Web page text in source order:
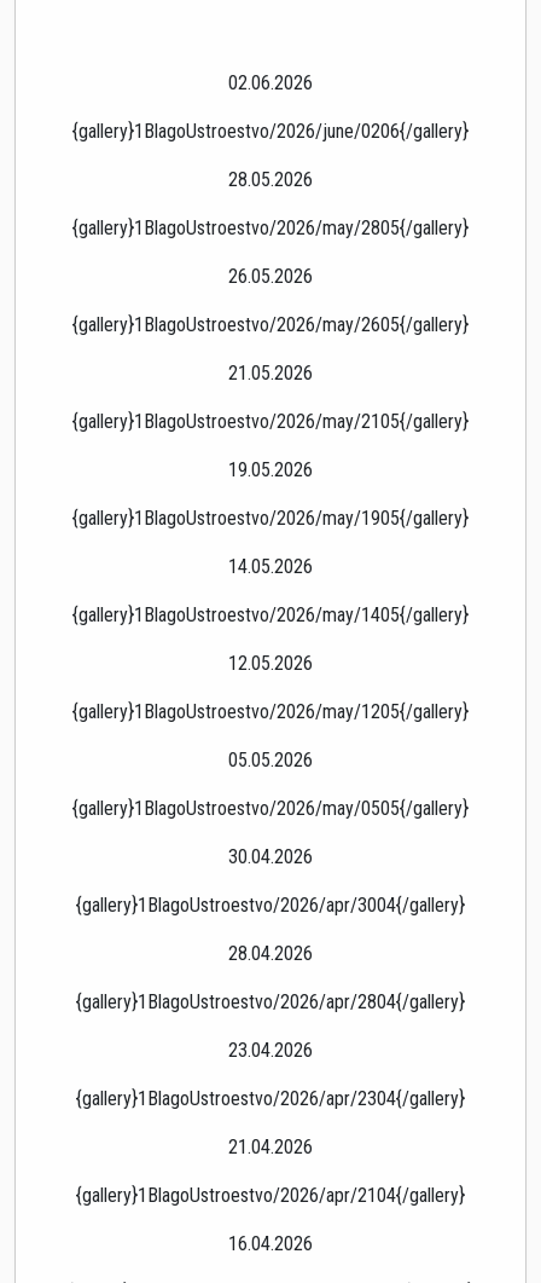
02.06.2026
{gallery}1BlagoUstroestvo/2026/june/0206{/gallery}
28.05.2026
{gallery}1BlagoUstroestvo/2026/may/2805{/gallery}
26.05.2026
{gallery}1BlagoUstroestvo/2026/may/2605{/gallery}
21.05.2026
{gallery}1BlagoUstroestvo/2026/may/2105{/gallery}
19.05.2026
{gallery}1BlagoUstroestvo/2026/may/1905{/gallery}
14.05.2026
{gallery}1BlagoUstroestvo/2026/may/1405{/gallery}
12.05.2026
{gallery}1BlagoUstroestvo/2026/may/1205{/gallery}
05.05.2026
{gallery}1BlagoUstroestvo/2026/may/0505{/gallery}
30.04.2026
{gallery}1BlagoUstroestvo/2026/apr/3004{/gallery}
28.04.2026
{gallery}1BlagoUstroestvo/2026/apr/2804{/gallery}
23.04.2026
{gallery}1BlagoUstroestvo/2026/apr/2304{/gallery}
21.04.2026
{gallery}1BlagoUstroestvo/2026/apr/2104{/gallery}
16.04.2026